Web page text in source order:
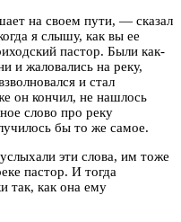
на своем пути, — сказал
я слышу, как вы ее
пастор. Были как-
и жаловались на реку,
и стал
он кончил, не нашлось
слово про реку
бы то же самое.
эти слова, им тоже
пастор. И тогда
так, как она ему